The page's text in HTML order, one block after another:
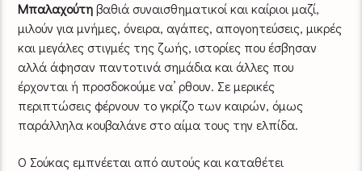
Μπαλαχούτηβαθιά συναισθηματικοί και καίριοι μαζί,
μιλούν για μνήμες, όνειρα, αγάπες, απογοητεύσεις, μικρές
και μεγάλες στιγμές της ζωής, ιστορίες που έσβησαν
αλλά άφησαν παντοτινά σημάδια και άλλες που
έρχονται ή προσδοκούμε να’ ρθουν. Σε μερικές
περιπτώσεις φέρνουν το γκρίζο των καιρών, όμως
παράλληλα κουβαλάνε στο αίμα τους την ελπίδα.
Ο Σούκας εμπνέεται από αυτούς και καταθέτει